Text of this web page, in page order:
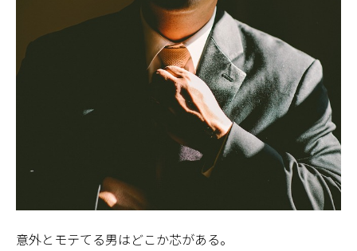
意外とモテてる男はどこか芯がある。